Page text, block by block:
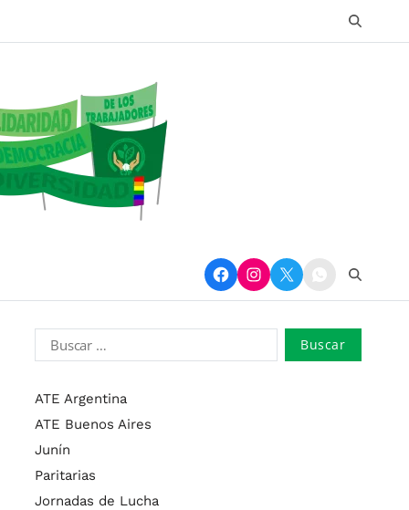
ATE Argentina
ATE Buenos Aires
Junín
Paritarias
Jornadas de Lucha